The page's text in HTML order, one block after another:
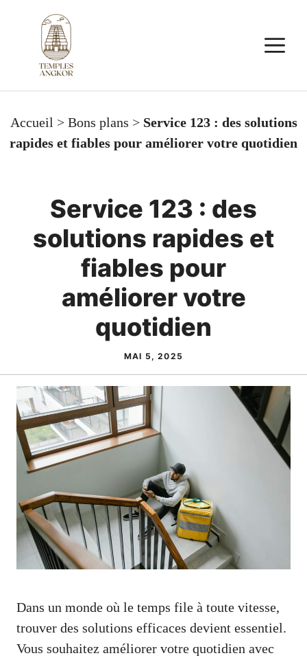
contenu
Accueil > Bons plans > Service 123 : des solutions
rapides et fiables pour améliorer votre quotidien
Service 123 : des
solutions rapides et
fiables pour
améliorer votre
quotidien
MAI 5, 2025
Dans un monde où le temps file à toute vitesse,
trouver des solutions efficaces devient essentiel.
Vous souhaitez améliorer votre quotidien avec